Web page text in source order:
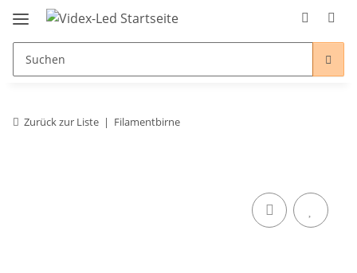
Zurück zur Liste Filamentbirne